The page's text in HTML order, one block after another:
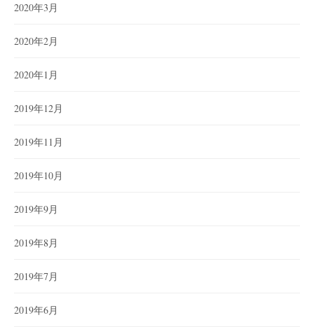
2020年3月
2020年2月
2020年1月
2019年12月
2019年11月
2019年10月
2019年9月
2019年8月
2019年7月
2019年6月